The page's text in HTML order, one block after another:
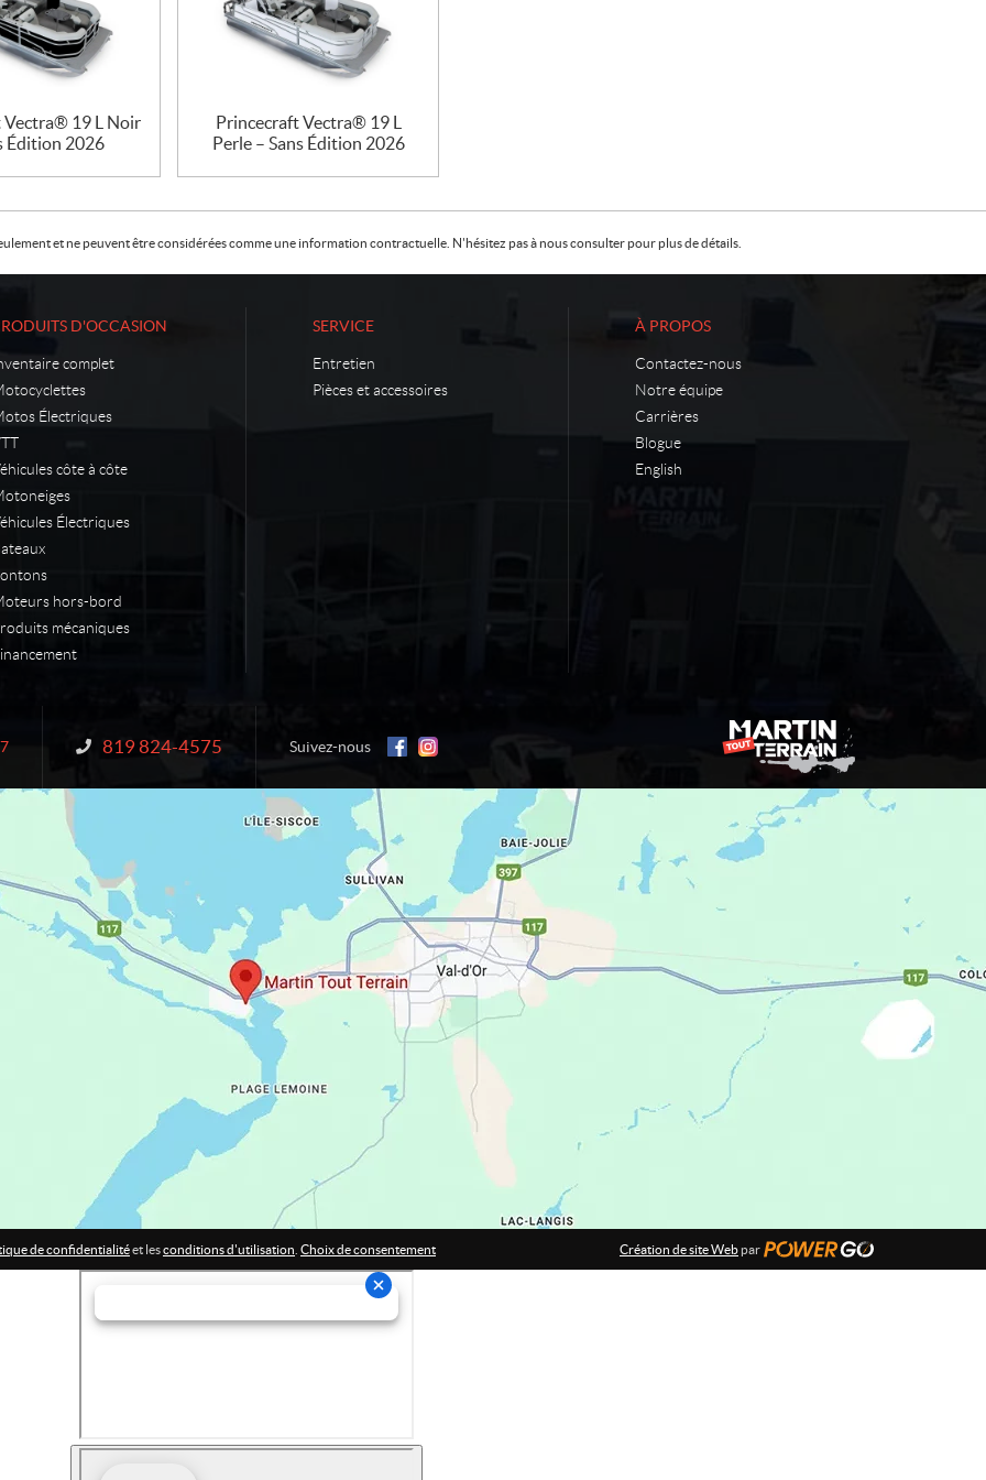
Vectra® 19 L Noir
Édition 2026
Princecraft Vectra® 19 L
Perle – Sans Édition 2026
et ne peuvent être considérées comme une information contractuelle. N'hésitez pas à nous consulter pour plus de détails.
D'OCCASION
complet
Électriques
côte à côte
Électriques
hors-bord
mécaniques
SERVICE
Entretien
Pièces et accessoires
À PROPOS
Contactez-nous
Notre équipe
Carrières
Blogue
English
Information :
819 824-4575 Suivez-nous
de confidentialitéet lesconditions d'utilisation Choix de consentement Création de site Webpar